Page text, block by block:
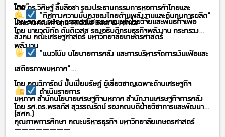
ไทย”
โดย รศ.ดร.วิษณุ อรรถวานิช รองคณบดีฝ่ายวิจัยและพันธกิจเพื่อ
สังคม คณะเศรษฐศาสตร์ มหาวิทยาลัยเกษตรศาสตร์
โดย ดร.วิศิษฐ์ ลิ้มลือชา รองประธานกรรมการหอการค้าไทยและ
ประธานคณะทำงาน Middle East & Africa
“ทิศทางความมั่นคงของไทยด้านพลังงานและต้นทุนการผลิต”
โดย นายวุฒิทัต ตันติเวสส รองอธิบดีกรมธุรกิจพลังงาน กระทรวง
พลังงาน
“แนวโน้ม นโยบายการคลัง และการบริหารจัดการเงินเฟ้อและ
เสถียรภาพมหภาค”
โดย คุณวิภารัตน์ ปั้นเปี่ยมรัษฎ์ ผู้เชี่ยวชาญเฉพาะด้านเศรษฐกิจ
มหภาค สำนักนโยบายเศรษฐกิจมหภาค สำนักงานเศรษฐกิจการคลัง
(สศค.)
ดำเนินรายการ
โดย รศ.ดร.พรลภัส สุวรรณรัตน์ รองคณบดีฝ่ายวิชาการและพัฒนา
คุณภาพการศึกษา คณะบริหารธุรกิจ มหาวิทยาลัยเกษตรศาสตร์
————————